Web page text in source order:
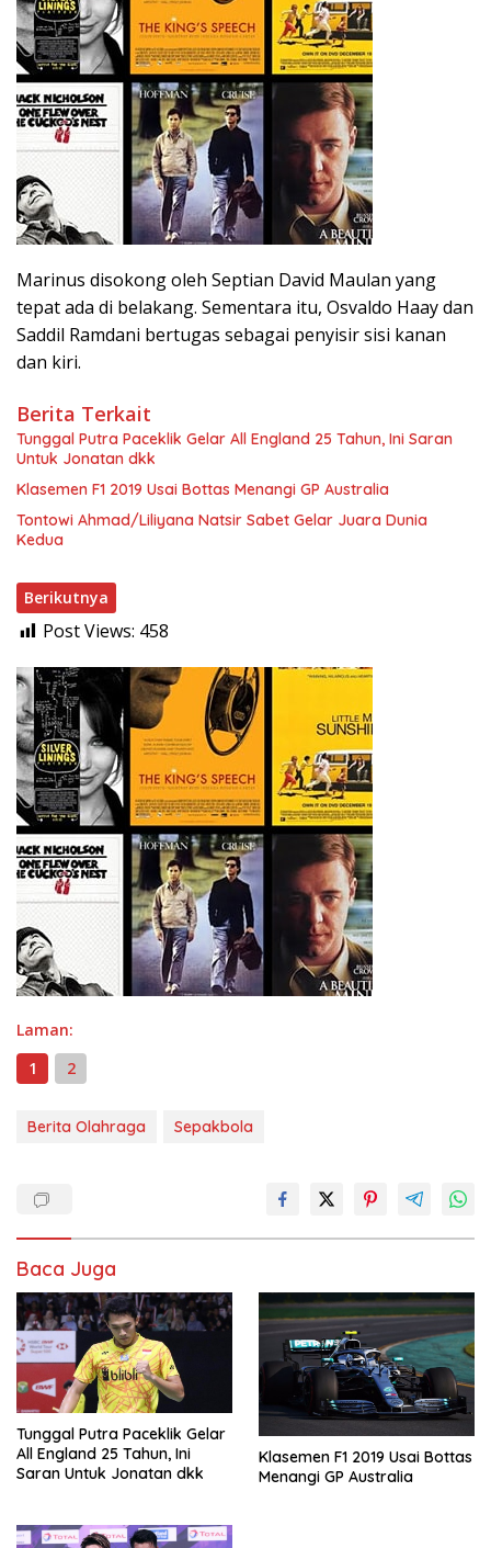
Marinus disokong oleh Septian David Maulan yang
tepat ada di belakang. Sementara itu, Osvaldo Haay dan
Saddil Ramdani bertugas sebagai penyisir sisi kanan
dan kiri.
Berita Terkait
Tunggal Putra Paceklik Gelar All England 25 Tahun, Ini Saran
Untuk Jonatan dkk
Klasemen F1 2019 Usai Bottas Menangi GP Australia
Tontowi Ahmad/Liliyana Natsir Sabet Gelar Juara Dunia
Kedua
Berikutnya
Post Views: 458
Laman:
1
2
Berita Olahraga Sepakbola
Baca Juga
Tunggal Putra Paceklik Gelar
All England 25 Tahun, Ini
Saran Untuk Jonatan dkk
Klasemen F1 2019 Usai Bottas
Menangi GP Australia